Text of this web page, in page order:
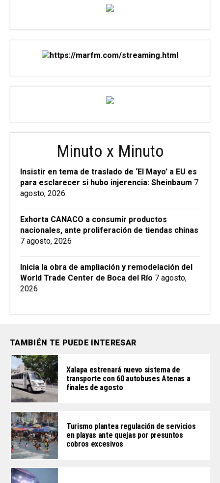
Minuto x Minuto
Insistir en tema de traslado de ‘El Mayo’ a EU es
para esclarecer si hubo injerencia: Sheinbaum 7
agosto, 2026
Exhorta CANACO a consumir productos
nacionales, ante proliferación de tiendas chinas
7 agosto, 2026
Inicia la obra de ampliación y remodelación del
World Trade Center de Boca del Río 7 agosto,
2026
TAMBIÉN TE PUEDE INTERESAR
Xalapa estrenará nuevo sistema de
transporte con 60 autobuses Atenas a
finales de agosto
Turismo plantea regulación de servicios
en playas ante quejas por presuntos
cobros excesivos